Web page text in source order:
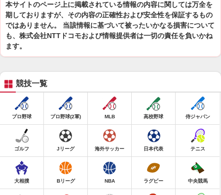
本サイトのページ上に掲載されている情報の内容に関しては万全を
期しておりますが、その内容の正確性および安全性を保証するもの
ではありません。 当該情報に基づいて被ったいかなる損害について
も、株式会社NTTドコモおよび情報提供者は一切の責任を負いかね
ます。
競技一覧
プロ野球 プロ野球(2軍) MLB 高校野球 侍ジャパン
ゴルフ Jリーグ 海外サッカー 日本代表 テニス
大相撲 Bリーグ NBA ラグビー 中央競馬